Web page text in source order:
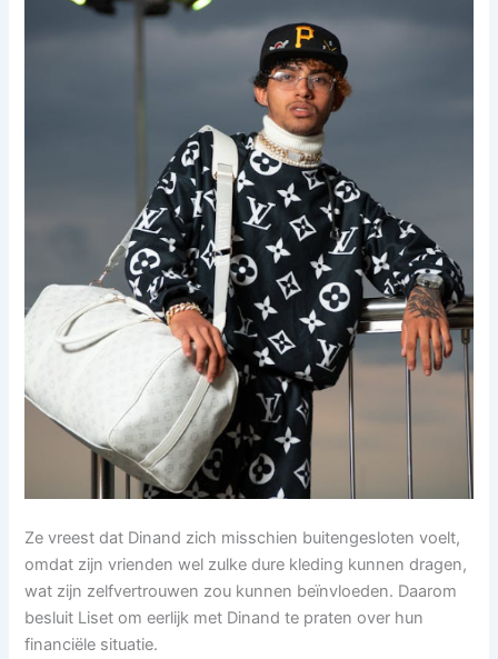
Ze vreest dat Dinand zich misschien buitengesloten voelt,
omdat zijn vrienden wel zulke dure kleding kunnen dragen,
wat zijn zelfvertrouwen zou kunnen beïnvloeden. Daarom
besluit Liset om eerlijk met Dinand te praten over hun
financiële situatie.